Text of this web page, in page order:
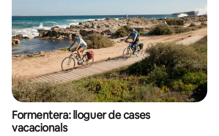
Formentera: lloguer de cases
vacacionals